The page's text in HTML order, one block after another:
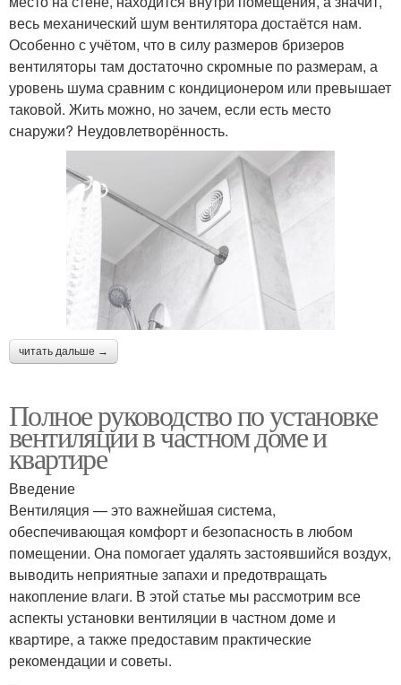
весь механический шум вентилятора достаётся нам.
Особенно с учётом, что в силу размеров бризеров
вентиляторы там достаточно скромные по размерам, а
уровень шума сравним с кондиционером или превышает
таковой. Жить можно, но зачем, если есть место
снаружи? Неудовлетворённость.
читать дальше →
Полное руководство по установке
вентиляции в частном доме и
квартире
Введение
Вентиляция — это важнейшая система,
обеспечивающая комфорт и безопасность в любом
помещении. Она помогает удалять застоявшийся воздух,
выводить неприятные запахи и предотвращать
накопление влаги. В этой статье мы рассмотрим все
аспекты установки вентиляции в частном доме и
квартире, а также предоставим практические
рекомендации и советы.